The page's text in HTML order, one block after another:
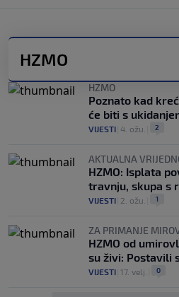
HZMO
HZMO
Poznato kad
će biti s
VIJESTI 4. ožu. 2
AKTUALNA
HZMO: Isplata
travnju, skupa s
VIJESTI 2. ožu. 1
ZA PRIMANJE
HZMO od
su živi: Postavili
VIJESTI 17. velj. 0